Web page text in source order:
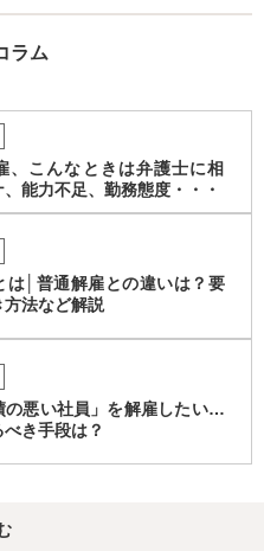
ラム
、こんなときは弁護士に相
能力不足、勤務態度・・・
は│普通解雇との違いは？要
方法など解説
の悪い社員」を解雇したい…
き手段は？